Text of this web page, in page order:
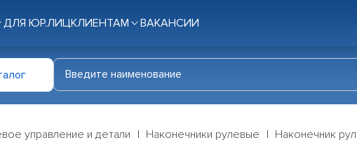
ДЛЯ ЮР.ЛИЦКЛИЕНТАМ ВАКАНСИИ
управление и детали Наконечники рулевые Наконечник